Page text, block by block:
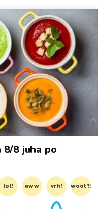
8 juha po
lol! aww vrh! woot?!